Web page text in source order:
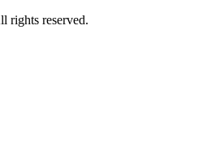
rights reserved.